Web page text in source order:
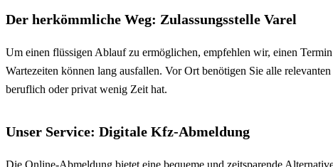
Der herkömmliche Weg: Zulassungsstelle Varel
Um einen flüssigen Ablauf zu ermöglichen, empfehlen wir, einen
Wartezeiten können lang ausfallen. Vor Ort benötigen Sie alle
beruflich oder privat wenig Zeit hat.
Unser Service: Digitale Kfz-Abmeldung
Die Online-Abmeldung bietet eine bequeme und zeitsparende